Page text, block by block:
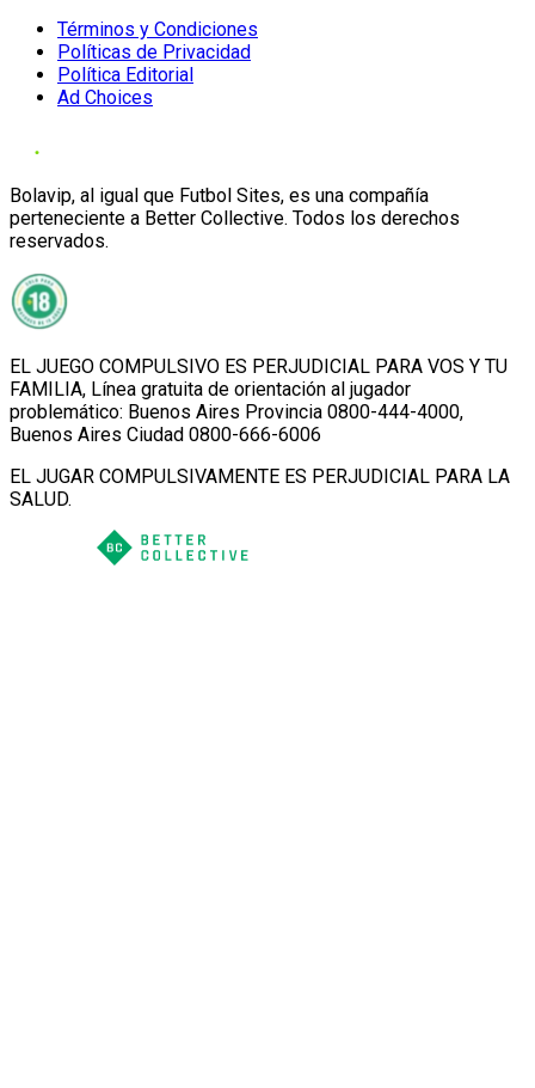
Términos y Condiciones
Políticas de Privacidad
Política Editorial
Ad Choices
Bolavip, al igual que Futbol Sites, es una compañía
perteneciente a Better Collective. Todos los derechos
reservados.
EL JUEGO COMPULSIVO ES PERJUDICIAL PARA VOS Y TU
FAMILIA, Línea gratuita de orientación al jugador
problemático: Buenos Aires Provincia 0800-444-4000,
Buenos Aires Ciudad 0800-666-6006
EL JUGAR COMPULSIVAMENTE ES PERJUDICIAL PARA LA
SALUD.